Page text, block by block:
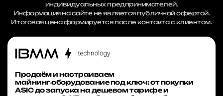
индивидуальных предпринимателей.
Информация на сайте не является публичной офертой.
Итоговая цена формируется после контакта с клиентом.
Продаём и настраиваем
майнинг‑оборудование под ключ: от покупки
ASIC до запуска на дешевом тарифе и